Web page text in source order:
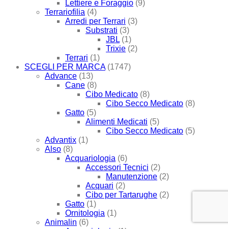
Lettiere e Foraggio (9)
Terrariofilia (4)
Arredi per Terrari (3)
Substrati (3)
JBL (1)
Trixie (2)
Terrari (1)
SCEGLI PER MARCA (1747)
Advance (13)
Cane (8)
Cibo Medicato (8)
Cibo Secco Medicato (8)
Gatto (5)
Alimenti Medicati (5)
Cibo Secco Medicato (5)
Advantix (1)
Also (8)
Acquariologia (6)
Accessori Tecnici (2)
Manutenzione (2)
Acquari (2)
Cibo per Tartarughe (2)
Gatto (1)
Ornitologia (1)
Animalin (6)